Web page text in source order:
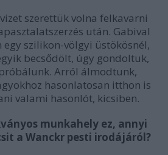
szerettük volna felkavarni
után. Gabival
szilikon-völgyi üstökösnél,
becsődölt, úgy gondoltuk,
Arról álmodtunk,
hasonlatosan itthon is
valami hasonlót, kicsiben.
munkahely ez, annyi
a Wanckr pesti irodájáról?